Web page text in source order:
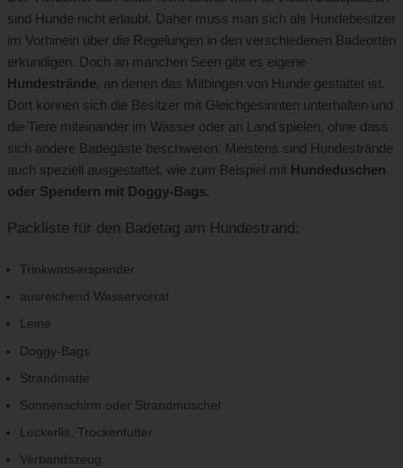
sind Hunde nicht erlaubt. Daher muss man sich als Hundebesitzer
im Vorhinein über die Regelungen in den verschiedenen Badeorten
erkundigen. Doch an manchen Seen gibt es eigene
Hundestrände, an denen das Mitbingen von Hunde gestattet ist.
Dort können sich die Besitzer mit Gleichgesinnten unterhalten und
die Tiere miteinander im Wasser oder an Land spielen, ohne dass
sich andere Badegäste beschweren. Meistens sind Hundestrände
auch speziell ausgestattet, wie zum Beispiel mit Hundeduschen
oder Spendern mit Doggy-Bags.
Packliste für den Badetag am Hundestrand:
Trinkwasserspender
ausreichend Wasservorrat
Leine
Doggy-Bags
Strandmatte
Sonnenschirm oder Strandmuschel
Leckerlis, Trockenfutter
Verbandszeug